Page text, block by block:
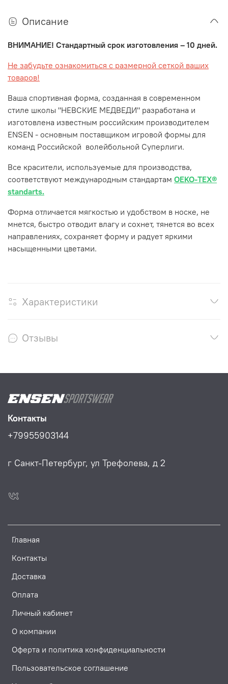
Описание
ВНИМАНИЕ! Стандартный срок изготовления – 10 дней.
Не забудьте ознакомиться с размерной сеткой ваших
товаров!
Ваша спортивная форма, созданная в современном
стиле школы "НЕВСКИЕ МЕДВЕДИ" разработана и
изготовлена известным российским производителем
ENSEN - основным поставщиком игровой формы для
команд Российской волейбольной Суперлиги.
Все красители, используемые для производства,
соответствуют международным стандартам OEKO-TEX®
standarts.
Форма отличается мягкостью и удобством в носке, не
мнется, быстро отводит влагу и сохнет, тянется во всех
направлениях, сохраняет форму и радует яркими
насыщенными цветами.
Характеристики
Отзывы
Главная
Контакты
Доставка
Оплата
Личный кабинет
О компании
Оферта и политика конфиденциальности
Пользовательское соглашение
Контакты
+79955903144
г Санкт-Петербург, ул Трефолева, д 2